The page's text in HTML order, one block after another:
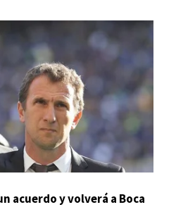
acuerdo y volverá a Boca